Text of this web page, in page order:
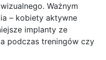
Ważnym
– kobiety aktywne
implanty ze
podczas treningów czy